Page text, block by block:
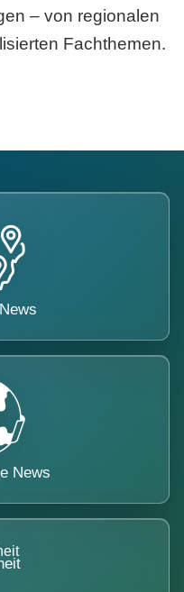
– von regionalen
Fachthemen.
News